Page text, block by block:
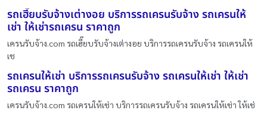
รถเฮี๊ยบรับจ้างเต่างอย บริการรถเครนรับจ้าง รถเครนให้
เช่า ให้เช่ารถเครน ราคาถูก
เครนรับจ้าง.com รถเฮี๊ยบรับจ้างเต่างอย บริการรถเครนรับจ้าง รถเครนให้
เช
รถเครนให้เช่า บริการรถเครนรับจ้าง รถเครนให้เช่า ให้เช่า
รถเครน ราคาถูก
เครนรับจ้าง.com รถเครนให้เช่า บริการรถเครนรับจ้าง รถเครนให้เช่า ให้เช่